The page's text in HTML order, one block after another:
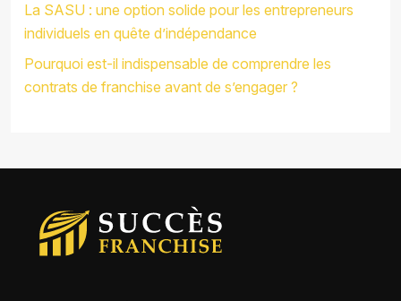
La SASU : une option solide pour les entrepreneurs
individuels en quête d’indépendance
Pourquoi est-il indispensable de comprendre les
contrats de franchise avant de s’engager ?